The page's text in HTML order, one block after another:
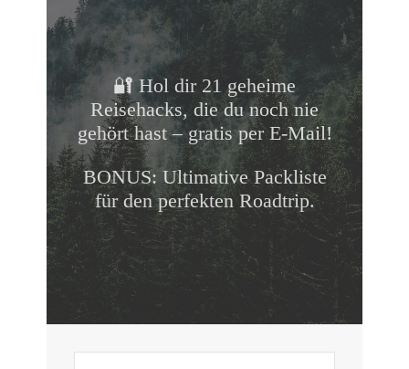
🔐 Hol dir 21 geheime
Reisehacks, die du noch nie
gehört hast – gratis per E-Mail!
BONUS: Ultimative Packliste
für den perfekten Roadtrip.